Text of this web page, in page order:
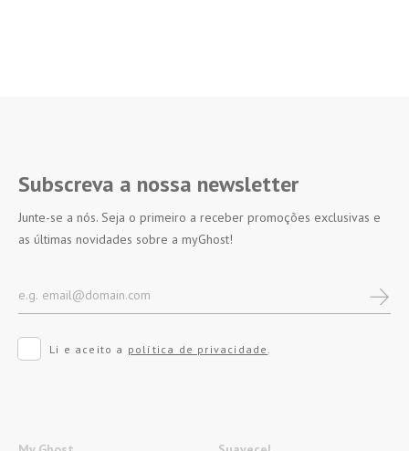
Subscreva a nossa newsletter
Junte-se a nós. Seja o primeiro a receber promoções exclusivas e
as últimas novidades sobre a myGhost!
Li e aceito a política de privacidade